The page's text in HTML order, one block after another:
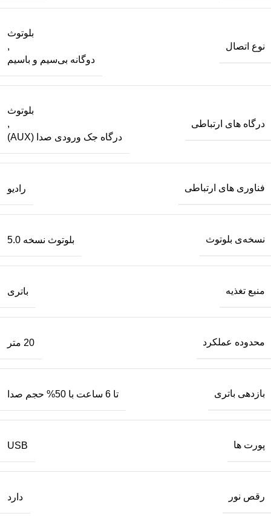
نوع اتصال
بلوتوث
,
دوگانه بی‌سیم و باسیم
درگاه های ارتباطی
بلوتوث
,
درگاه جک ورودی صدا (AUX)
فناوری های ارتباطی رادیو
نسخه‌ی بلوتوث بلوتوث نسخه 5.0
منبع تغذیه باتری
محدوده عملکرد 20 متر
بازدهی باتری تا 6 ساعت با 50% حجم صدا
پورت‌ ها USB
رقص نور دارد